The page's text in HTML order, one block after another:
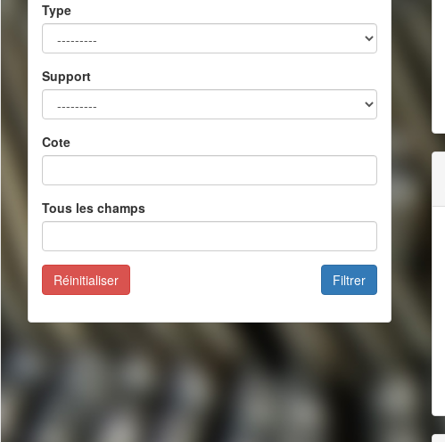
Type
Support
Cote
Tous les champs
Filtrer
Réinitialiser